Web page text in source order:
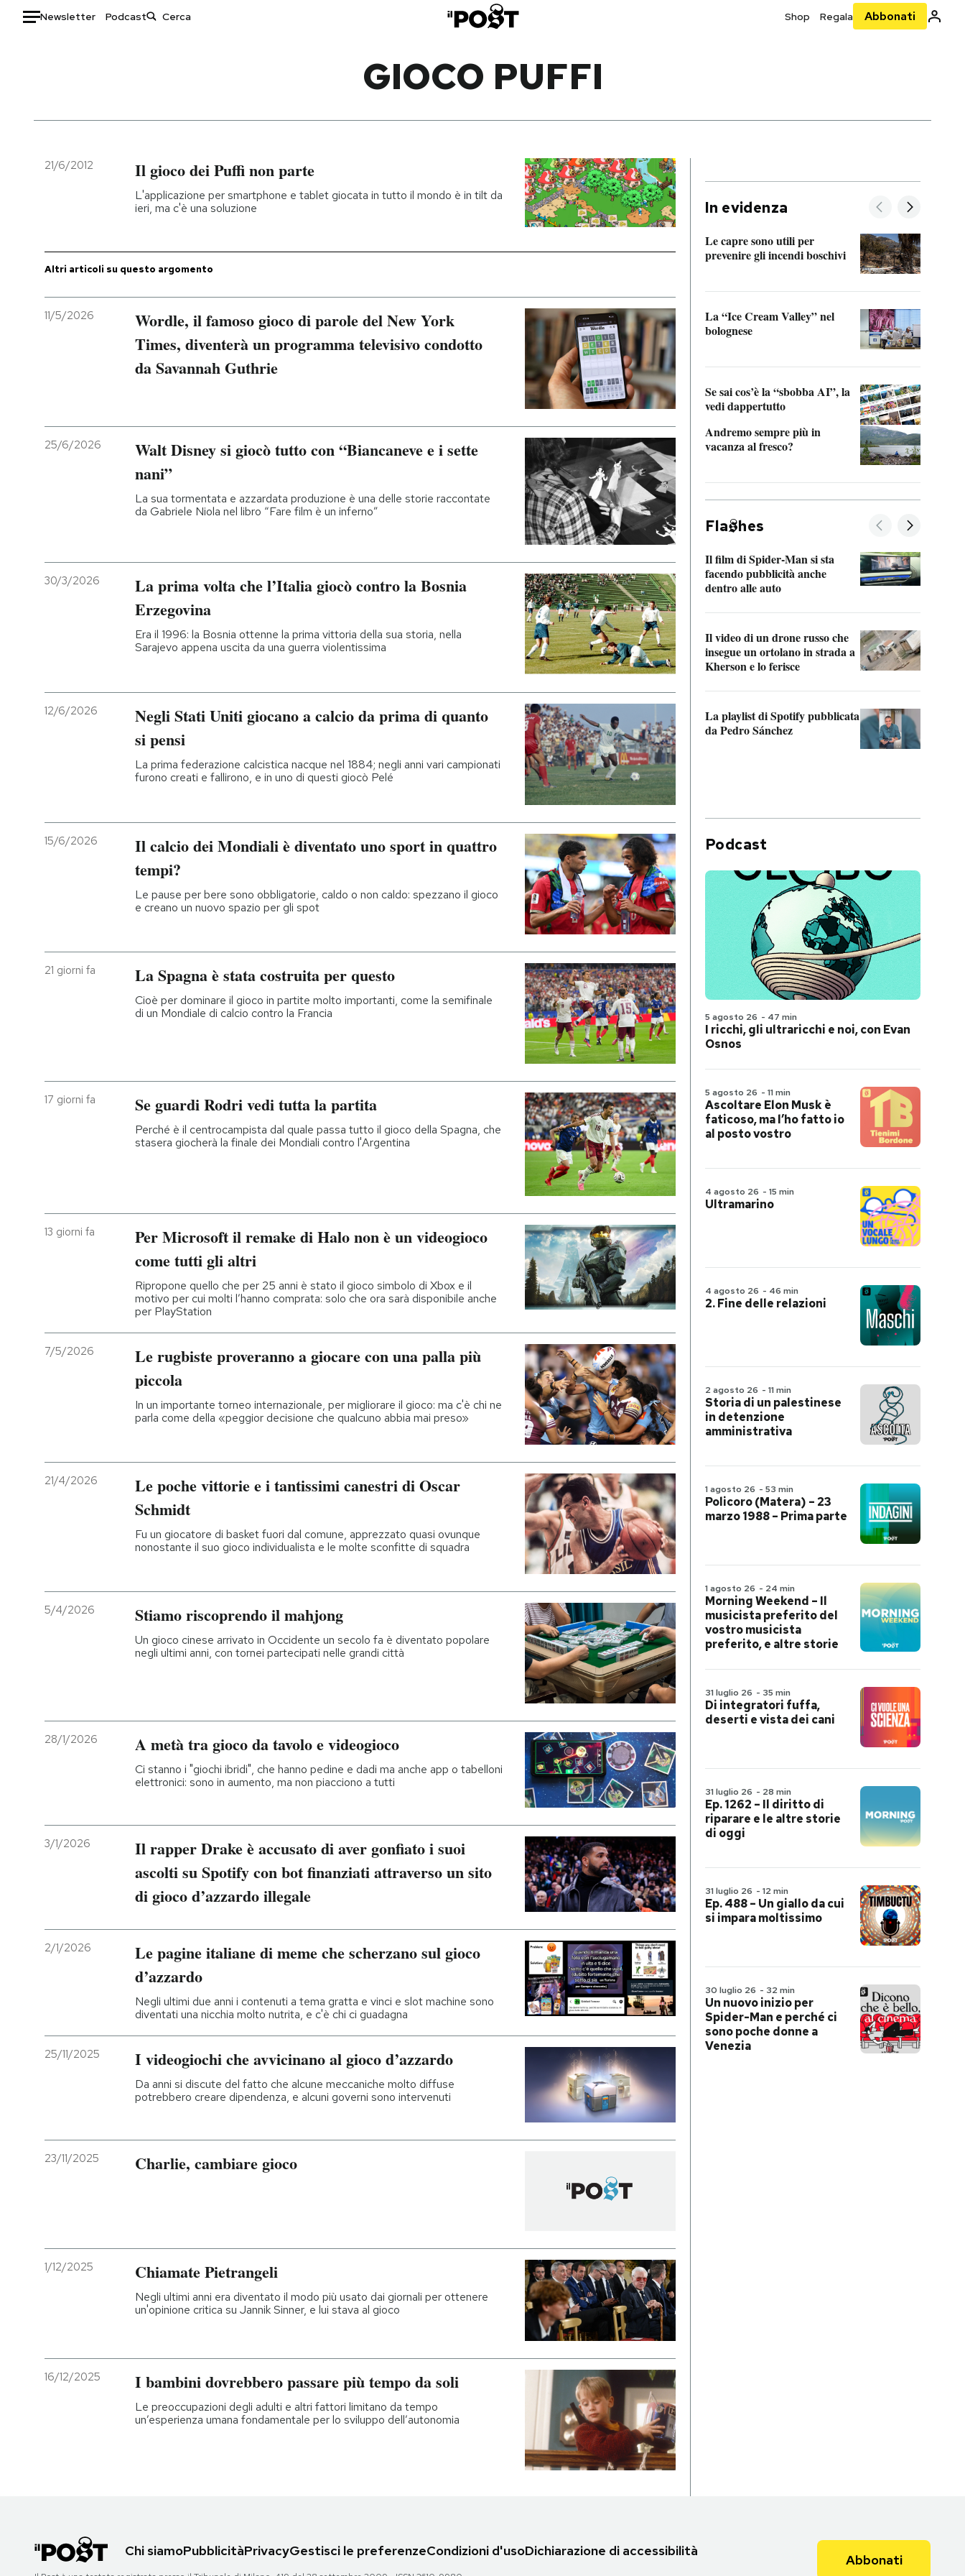
Newsletter Podcast Shop Regala Abbonati
Italia
Politica
Economia
Moda
Ok Boomer!
Altrecose
I MIEI PREFERITI
AREA PERSONALE
GIOCO PUFFI
21/6/2012 Il gioco dei Puffi non parte
L'applicazione per smartphone e tablet giocata in tutto il mondo è in tilt da
ieri, ma c'è una soluzione
Altri articoli su questo argomento
11/5/2026
Wordle, il famoso gioco di parole del New York
Times, diventerà un programma televisivo condotto
da Savannah Guthrie
25/6/2026
Walt Disney si giocò tutto con “Biancaneve e i sette
nani”
La sua tormentata e azzardata produzione è una delle storie raccontate
da Gabriele Niola nel libro “Fare film è un inferno”
30/3/2026
La prima volta che l’Italia giocò contro la Bosnia
Erzegovina
Era il 1996: la Bosnia ottenne la prima vittoria della sua storia, nella
Sarajevo appena uscita da una guerra violentissima
12/6/2026
Negli Stati Uniti giocano a calcio da prima di quanto
si pensi
La prima federazione calcistica nacque nel 1884; negli anni vari campionati
furono creati e fallirono, e in uno di questi giocò Pelé
15/6/2026
Il calcio dei Mondiali è diventato uno sport in quattro
tempi?
Le pause per bere sono obbligatorie, caldo o non caldo: spezzano il gioco
e creano un nuovo spazio per gli spot
21 giorni fa La Spagna è stata costruita per questo
Cioè per dominare il gioco in partite molto importanti, come la semifinale
di un Mondiale di calcio contro la Francia
17 giorni fa Se guardi Rodri vedi tutta la partita
Perché è il centrocampista dal quale passa tutto il gioco della Spagna, che
stasera giocherà la finale dei Mondiali contro l'Argentina
13 giorni fa
Per Microsoft il remake di Halo non è un videogioco
come tutti gli altri
Ripropone quello che per 25 anni è stato il gioco simbolo di Xbox e il
motivo per cui molti l’hanno comprata: solo che ora sarà disponibile anche
per PlayStation
7/5/2026
Le rugbiste proveranno a giocare con una palla più
piccola
In un importante torneo internazionale, per migliorare il gioco: ma c'è chi ne
parla come della «peggior decisione che qualcuno abbia mai preso»
21/4/2026
Le poche vittorie e i tantissimi canestri di Oscar
Schmidt
Fu un giocatore di basket fuori dal comune, apprezzato quasi ovunque
nonostante il suo gioco individualista e le molte sconfitte di squadra
5/4/2026 Stiamo riscoprendo il mahjong
Un gioco cinese arrivato in Occidente un secolo fa è diventato popolare
negli ultimi anni, con tornei partecipati nelle grandi città
28/1/2026 A metà tra gioco da tavolo e videogioco
Ci stanno i "giochi ibridi", che hanno pedine e dadi ma anche app o tabelloni
elettronici: sono in aumento, ma non piacciono a tutti
3/1/2026
Il rapper Drake è accusato di aver gonfiato i suoi
ascolti su Spotify con bot finanziati attraverso un sito
di gioco d’azzardo illegale
2/1/2026
Le pagine italiane di meme che scherzano sul gioco
d’azzardo
Negli ultimi due anni i contenuti a tema gratta e vinci e slot machine sono
diventati una nicchia molto nutrita, e c'è chi ci guadagna
25/11/2025 I videogiochi che avvicinano al gioco d’azzardo
Da anni si discute del fatto che alcune meccaniche molto diffuse
potrebbero creare dipendenza, e alcuni governi sono intervenuti
23/11/2025 Charlie, cambiare gioco
1/12/2025 Chiamate Pietrangeli
Negli ultimi anni era diventato il modo più usato dai giornali per ottenere
un'opinione critica su Jannik Sinner, e lui stava al gioco
16/12/2025 I bambini dovrebbero passare più tempo da soli
Le preoccupazioni degli adulti e altri fattori limitano da tempo
un’esperienza umana fondamentale per lo sviluppo dell’autonomia
In evidenza
Le capre sono utili per
prevenire gli incendi boschivi
La “Ice Cream Valley” nel
bolognese
Se sai cos’è la “sbobba AI”, la
vedi dappertutto
Andremo sempre più in
vacanza al fresco?
Fla hes
Il film di Spider-Man si sta
facendo pubblicità anche
dentro alle auto
Il video di un drone russo che
insegue un ortolano in strada a
Kherson e lo ferisce
La playlist di Spotify pubblicata
da Pedro Sánchez
Podcast
5 agosto 26 - 47 min
I ricchi, gli ultraricchi e noi, con Evan
Osnos
5 agosto 26 - 11 min
Ascoltare Elon Musk è
faticoso, ma l’ho fatto io
al posto vostro
4 agosto 26 - 15 min
Ultramarino
4 agosto 26 - 46 min
2. Fine delle relazioni
2 agosto 26 - 11 min
Storia di un palestinese
in detenzione
amministrativa
1 agosto 26 - 53 min
Policoro (Matera) – 23
marzo 1988 – Prima parte
1 agosto 26 - 24 min
Morning Weekend – Il
musicista preferito del
vostro musicista
preferito, e altre storie
31 luglio 26 - 35 min
Di integratori fuffa,
deserti e vista dei cani
31 luglio 26 - 28 min
Ep. 1262 – Il diritto di
riparare e le altre storie
di oggi
31 luglio 26 - 12 min
Ep. 488 – Un giallo da cui
si impara moltissimo
30 luglio 26 - 32 min
Un nuovo inizio per
Spider-Man e perché ci
sono poche donne a
Venezia
Chi siamoPubblicitàPrivacyGestisci le preferenzeCondizioni d'usoDichiarazione di accessibilità
Abbonati